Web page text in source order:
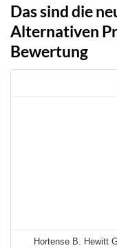
Das sind die
Alternativen
Bewertung
Hortense B. Hewitt